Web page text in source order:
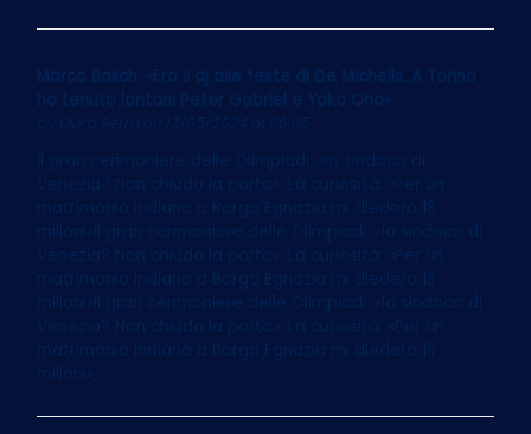
Marco Balich: «Ero il dj alle feste di De Michelis. A Torino
ho tenuto lontani Peter Gabriel e Yoko Ono»
on 13/05/2024 at 06:05
Il gran cerimoniere delle Olimpiadi: «Io sindaco di
Venezia? Non chiudo la porta». La curiosità: «Per un
matrimonio indiano a Borgo Egnazia mi diedero 18
milioni»Il gran cerimoniere delle Olimpiadi: «Io sindaco di
Venezia? Non chiudo la porta». La curiosità: «Per un
matrimonio indiano a Borgo Egnazia mi diedero 18
milioni»Il gran cerimoniere delle Olimpiadi: «Io sindaco di
Venezia? Non chiudo la porta». La curiosità: «Per un
matrimonio indiano a Borgo Egnazia mi diedero 18